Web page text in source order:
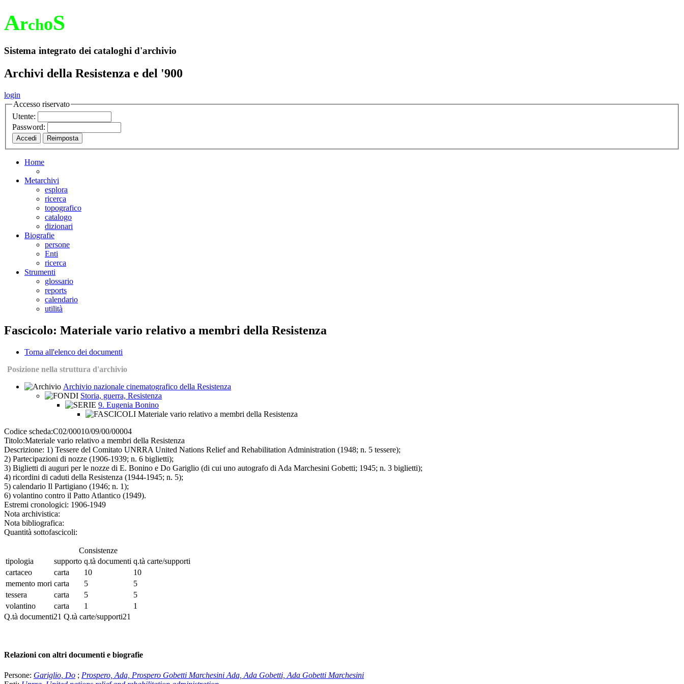
ArchoS
Sistema integrato dei cataloghi d'archivio
Archivi della Resistenza e del '900
login
Accesso riservato
Utente:
Password:
Home
Metarchivi
esplora
ricerca
topografico
catalogo
dizionari
Biografie
persone
Enti
ricerca
Strumenti
glossario
reports
calendario
utilità
Fascicolo: Materiale vario relativo a membri della Resistenza
Torna all'elenco dei documenti
Posizione nella struttura d'archivio
Archivio nazionale cinematografico della Resistenza
Storia, guerra, Resistenza
9. Eugenia Bonino
Materiale vario relativo a membri della Resistenza
Codice scheda:C02/00010/09/00/00004
Titolo:Materiale vario relativo a membri della Resistenza
Descrizione: 1) Tessere del Comitato UNRRA United Nations Relief and Rehabilitation Administration (1948; n. 5 tessere);
2) Partecipazioni di nozze (1906-1939; n. 6 biglietti);
3) Biglietti di auguri per le nozze di E. Bonino e Do Gariglio (di cui uno autografo di Ada Marchesini Gobetti; 1945; n. 3 biglietti);
4) ricordini di caduti della Resistenza (1944-1945; n. 5);
5) calendario Il Partigiano (1946; n. 1);
6) volantino contro il Patto Atlantico (1949).
Estremi cronologici: 1906-1949
Nota archivistica:
Nota bibliografica:
Quantità sottofascicoli:
Consistenze
tipologia
supporto q.tà documenti q.tà carte/supporti
cartaceo
carta 10
10
memento mori carta 5
5
tessera
carta 5
5
volantino
carta 1
1
Q.tà documenti21 Q.tà carte/supporti21
Relazioni con altri documenti e biografie
Persone: Gariglio, Do ; Prospero, Ada, Prospero Gobetti Marchesini Ada, Ada Gobetti, Ada Gobetti Marchesini